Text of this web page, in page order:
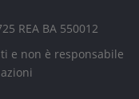
REA BA 550012
e non è responsabile